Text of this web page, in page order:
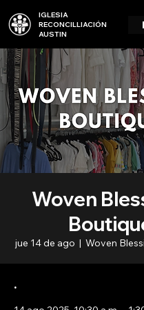
IGLESIA
RECONCILLIACIÓN
AUSTIN
Woven
jue 14 de ago
  |
Woven
.